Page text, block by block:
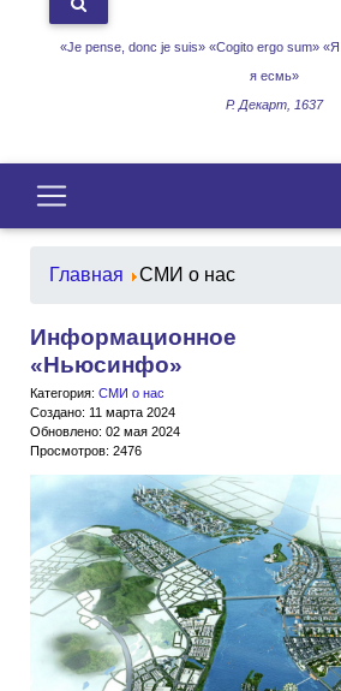
«Je pense, donc je suis» «Cogito ergo sum» «Я
я есмь»
Р. Декарт, 1637
Главная СМИ о нас
Информационное
«Ньюсинфо»
Категория: СМИ о нас
Создано: 11 марта 2024
Обновлено: 02 мая 2024
Просмотров: 2476